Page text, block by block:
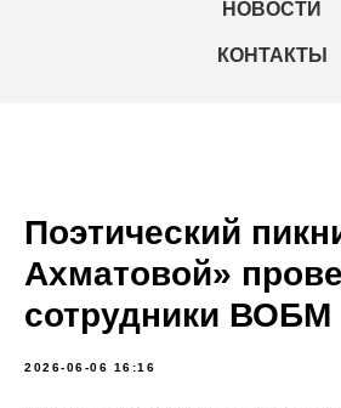
НОВОСТИ
КОНТАКТЫ
Поэтический
Ахматовой»
сотрудники ВОБМ
2026-06-06 16:16